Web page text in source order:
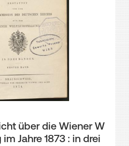
über die Wiener W
Jahre 1873 : in drei